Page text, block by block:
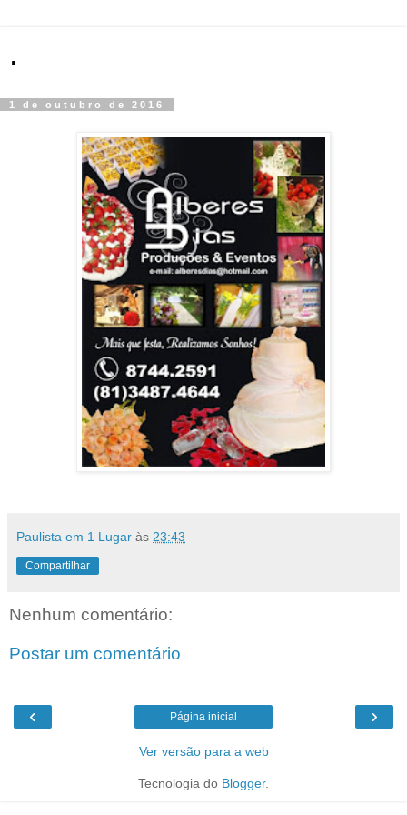
.
1 de outubro de 2016
Paulista em 1 Lugar às 23:43
Compartilhar
Nenhum comentário:
Postar um comentário
‹ ›
Página inicial
Ver versão para a web
Tecnologia do Blogger.